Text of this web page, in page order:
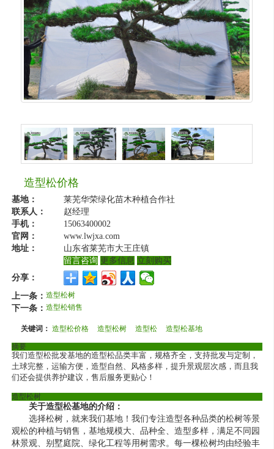
造型松价格
基地：
莱芜华荣绿化苗木种植合作社
联系人：
赵经理
手机：
15063400002
官网：
www.lwjxa.com
地址：
山东省莱芜市大王庄镇
留言咨询 更多信息 立刻购买
分享：
上一条：造型松树
下一条：造型松销售
关键词：造型松价格 造型松树 造型松 造型松基地
摘要
我们造型松批发基地的造型松品类丰富，规格齐全，支持批发与定制，
土球完整，运输方便，造型自然、风格多样，提升景观层次感，而且我
们还会提供养护建议，售后服务更贴心！
造型松树
关于造型松基地的介绍：
选择松树，就来我们基地！我们专注造型各种品类的松树等景
观松的种植与销售，基地规模大、品种全、造型多样，满足不同园
林景观、别墅庭院、绿化工程等用树需求。每一棵松树均由经验丰